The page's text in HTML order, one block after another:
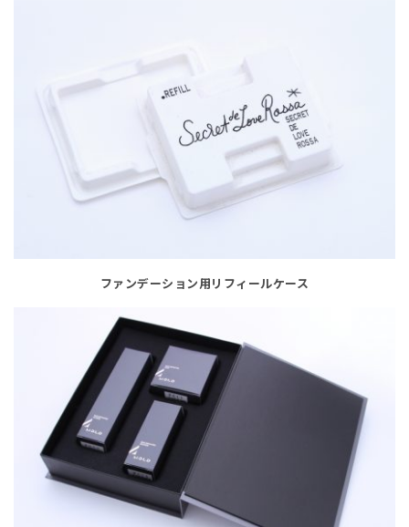
ファンデーション用リフィールケース